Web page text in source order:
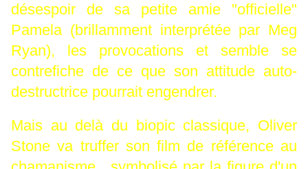
désespoir de sa petite amie "officielle"
Pamela (brillamment interprétée par Meg
Ryan), les provocations et semble se
contrefiche de ce que son attitude auto-
destructrice pourrait engendrer.
Mais au delà du biopic classique, Oliver
Stone va truffer son film de référence au